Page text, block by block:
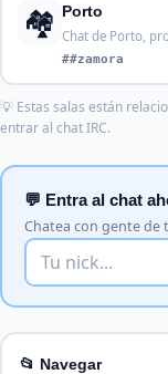
🏘️ Porto
Chat de Porto,
##zamora
💡 Estas salas están
entrar al chat IRC.
💬 Entra al chat
Chatea con gente de
📂 Navegar